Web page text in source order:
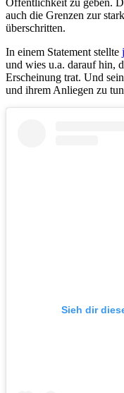
auch die Grenzen zur
überschritten.
In einem Statement stellte
und wies u.a. darauf hin,
Erscheinung trat. Und
und ihrem Anliegen zu
Sieh dir